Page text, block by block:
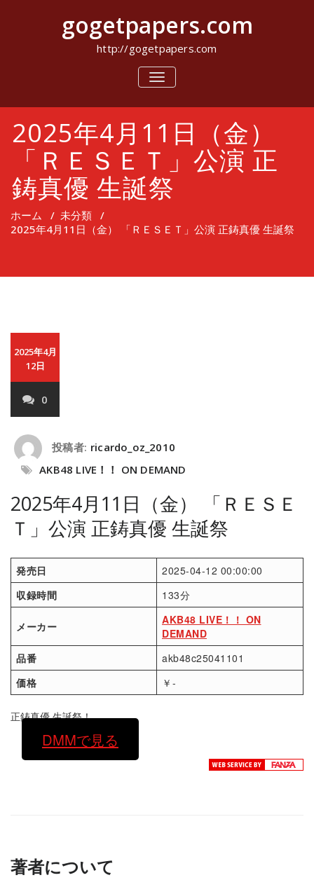
キ
gogetpapers.com
http://gogetpapers.com
ナ
ビ
シ
り
替
2025年4月11日（金）
「ＲＥＳＥＴ」公演 正
鋳真優 生誕祭
ホーム / 未分類 /
2025年4月11日（金） 「ＲＥＳＥＴ」公演 正鋳真優 生誕祭
2025年4月
12日
0
投稿者: ricardo_oz_2010
AKB48 LIVE！！ ON DEMAND
2025年4月11日（金） 「ＲＥＳＥ
Ｔ」公演 正鋳真優 生誕祭
発売日
2025-04-12 00:00:00
収録時間
133分
メーカー
AKB48 LIVE！！ ON
DEMAND
品番
akb48c25041101
価格
￥-
正鋳真優 生誕祭！
DMMで見る
著者について